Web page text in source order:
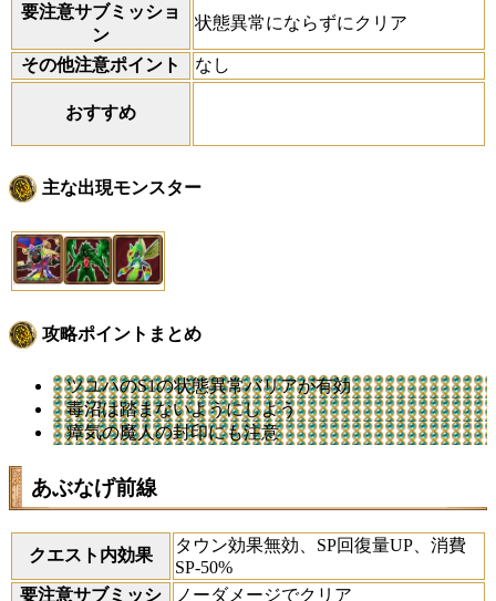
要注意サブミッショ
ン
状態異常にならずにクリア
その他注意ポイント なし
おすすめ
主な出現モンスター
攻略ポイントまとめ
ツユハのS1の状態異常バリアが有効
毒沼は踏まないようにしよう
瘴気の魔人の封印にも注意
あぶなげ前線
クエスト内効果
タウン効果無効、SP回復量UP、消費
SP-50%
要注意サブミッシ
ノーダメージでクリア